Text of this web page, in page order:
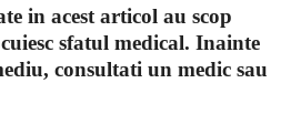
in acest articol au scop
sfatul medical. Inainte
consultati un medic sau